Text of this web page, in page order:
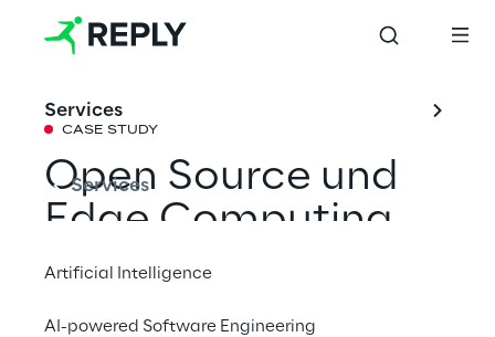
Services
Services
Artificial Intelligence
AI-powered Software Engineering
CASE STUDY
Open Source und
Edge Computing
für die neue
Netzinfrastruktur